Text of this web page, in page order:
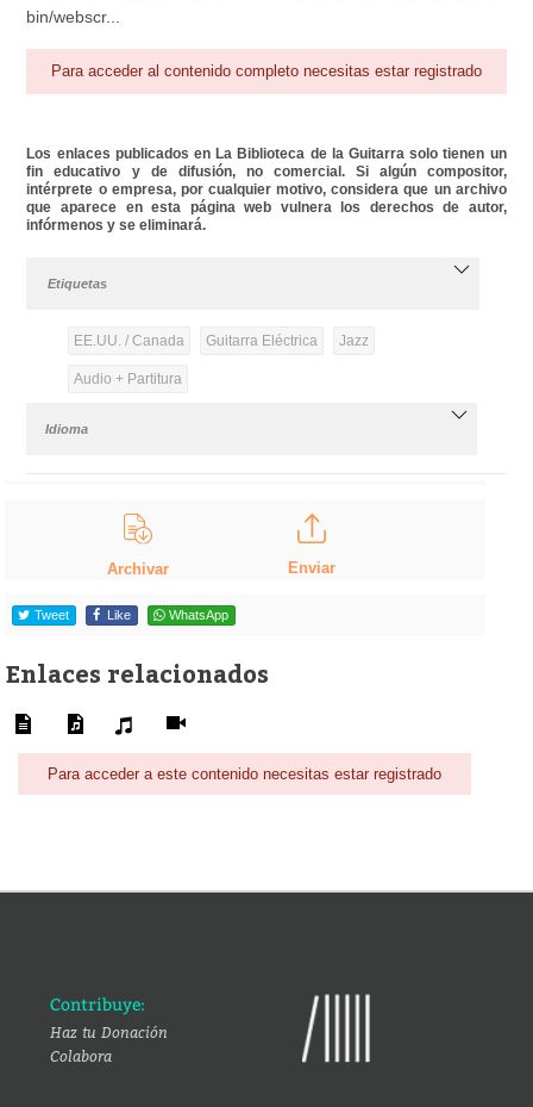
bin/webscr...
Para acceder al contenido completo necesitas estar registrado
Los enlaces publicados en La Biblioteca de la Guitarra solo tienen un
fin educativo y de difusión, no comercial. Si algún compositor,
intérprete o empresa, por cualquier motivo, considera que un archivo
que aparece en esta página web vulnera los derechos de autor,
infórmenos y se eliminará.
Etiquetas
EE.UU. / Canada Guitarra Eléctrica Jazz
Audio + Partitura
Idioma
Archivar Enviar
Tweet Like WhatsApp
Enlaces relacionados
Para acceder a este contenido necesitas estar registrado
Contribuye:
Haz tu Donación
Colabora